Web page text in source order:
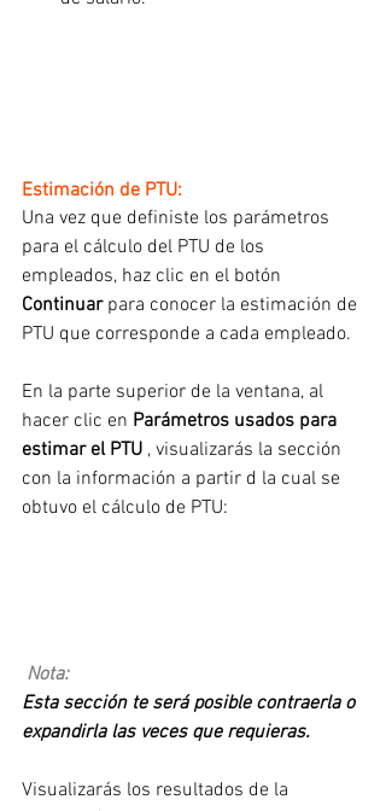
Estimación de PTU:
Una vez que definiste los parámetros
para el cálculo del PTU de los
empleados, haz clic en el botón
Continuar para conocer la estimación de
PTU que corresponde a cada empleado.
En la parte superior de la ventana, al
hacer clic en Parámetros usados para
estimar el PTU , visualizarás la sección
con la información a partir d la cual se
obtuvo el cálculo de PTU:
Nota:
Esta sección te será posible contraerla o
expandirla las veces que requieras.
Visualizarás los resultados de la